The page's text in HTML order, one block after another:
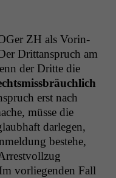
ZH als Vorin­
Drit­tanspruch am
der Dritte die
erst nach
müsse die
dar­legen,
beste­he,
vor­liegen­den Fall